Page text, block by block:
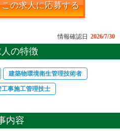
この求人に応募する
情報確認日 2026/7/30
の特徴
建築物環境衛生管理技術者
工事施工管理技士
内容